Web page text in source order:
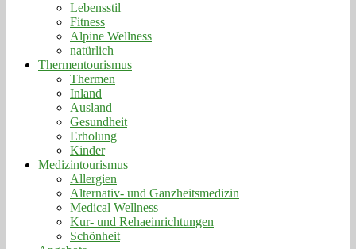
Lebensstil
Fitness
Alpine Wellness
natürlich
Thermentourismus
Thermen
Inland
Ausland
Gesundheit
Erholung
Kinder
Medizintourismus
Allergien
Alternativ- und Ganzheitsmedizin
Medical Wellness
Kur- und Rehaeinrichtungen
Schönheit